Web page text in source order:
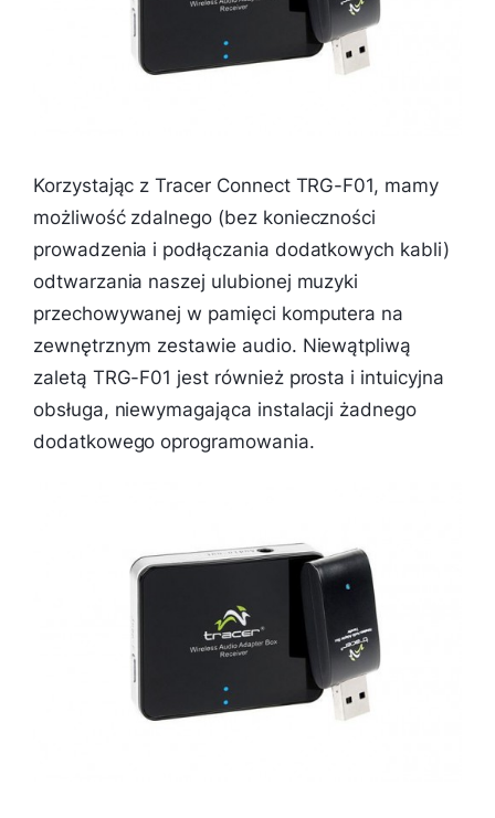
Korzystając z Tracer Connect TRG-F01, mamy
możliwość zdalnego (bez konieczności
prowadzenia i podłączania dodatkowych kabli)
odtwarzania naszej ulubionej muzyki
przechowywanej w pamięci komputera na
zewnętrznym zestawie audio. Niewątpliwą
zaletą TRG-F01 jest również prosta i intuicyjna
obsługa, niewymagająca instalacji żadnego
dodatkowego oprogramowania.